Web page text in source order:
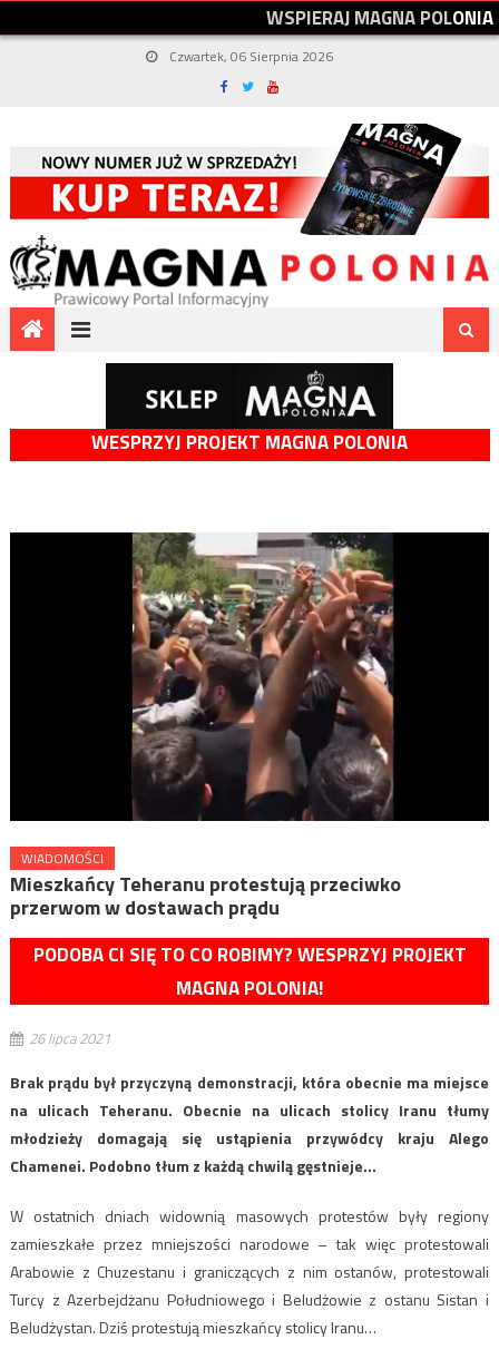
WSPIERAJMAGNAPOLONIA
Czwartek, 06 Sierpnia 2026
WESPRZYJ PROJEKT MAGNA POLONIA
WIADOMOŚCI
Mieszkańcy Teheranu protestują przeciwko
przerwom w dostawach prądu
PODOBA CI SIĘ TO CO ROBIMY? WESPRZYJ PROJEKT
MAGNA POLONIA!
26 lipca 2021
Brak prądu był przyczyną demonstracji, która obecnie ma miejsce
na ulicach Teheranu. Obecnie na ulicach stolicy Iranu tłumy
młodzieży domagają się ustąpienia przywódcy kraju Alego
Chamenei. Podobno tłum z każdą chwilą gęstnieje…
W ostatnich dniach widownią masowych protestów były regiony
zamieszkałe przez mniejszości narodowe – tak więc protestowali
Arabowie z Chuzestanu i graniczących z nim ostanów, protestowali
Turcy z Azerbejdżanu Południowego i Beludżowie z ostanu Sistan i
Beludżystan. Dziś protestują mieszkańcy stolicy Iranu…